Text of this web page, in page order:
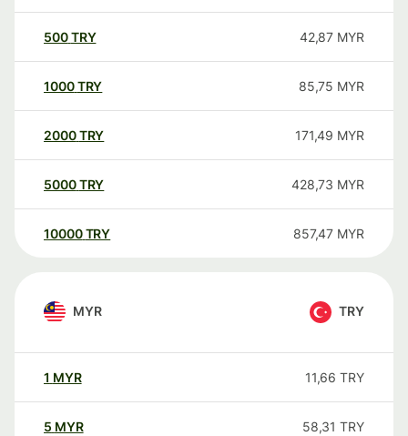
500TRY 42,87 MYR
1000TRY 85,75 MYR
2000TRY 171,49 MYR
5000TRY 428,73 MYR
10000 TRY 857,47 MYR
MYR TRY
1 MYR 11,66 TRY
5 MYR 58,31 TRY